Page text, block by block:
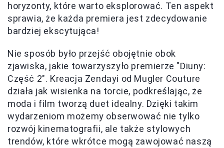
horyzonty, które warto eksplorować. Ten aspekt
sprawia, że każda premiera jest zdecydowanie
bardziej ekscytująca!
Nie sposób było przejść obojętnie obok
zjawiska, jakie towarzyszyło premierze "Diuny:
Część 2". Kreacja Zendayi od Mugler Couture
działa jak wisienka na torcie, podkreślając, że
moda i film tworzą duet idealny. Dzięki takim
wydarzeniom możemy obserwować nie tylko
rozwój kinematografii, ale także stylowych
trendów, które wkrótce mogą zawojować naszą